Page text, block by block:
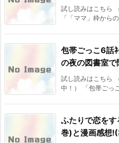
試し読みはこちら
「「ママ」枠から
包帯ごっこ6話
の夜の図書室で
試し読みはこちら
中！） 「包帯ごっ
ふたりで恋を
巻)と漫画感想